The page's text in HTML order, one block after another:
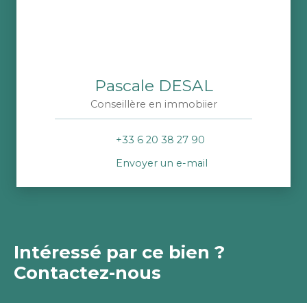
Pascale DESAL
Conseillère en immobiier
+33 6 20 38 27 90
Envoyer un e-mail
Intéressé par ce bien ?
Contactez-nous